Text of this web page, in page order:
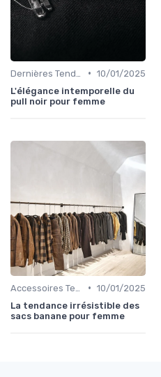
• 10/01/2025
L'élégance intemporelle du
pull noir pour femme
• 10/01/2025
La tendance irrésistible des
sacs banane pour femme